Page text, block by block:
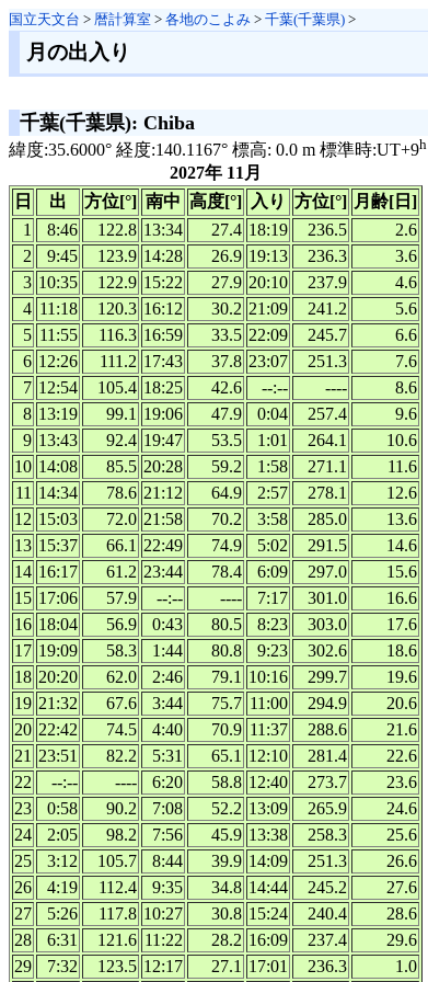
国立天文台 > 暦計算室 > 各地のこよみ > 千葉(千葉県) >
月の出入り
千葉(千葉県): Chiba
緯度:35.6000° 経度:140.1167° 標高: 0.0 m 標準時:UT+9h
2027年 11月
日
出 方位[°] 南中 高度[°] 入り 方位[°] 月齢[日]
1
8:46 122.8 13:34 27.4 18:19 236.5
2.6
2
9:45 123.9 14:28 26.9 19:13 236.3
3.6
3 10:35 122.9 15:22 27.9 20:10 237.9
4.6
4 11:18 120.3 16:12 30.2 21:09 241.2
5.6
5 11:55 116.3 16:59 33.5 22:09 245.7
6.6
6 12:26 111.2 17:43 37.8 23:07 251.3
7.6
7 12:54 105.4 18:25 42.6 --:-- ----
8.6
8 13:19 99.1 19:06 47.9 0:04 257.4
9.6
9 13:43 92.4 19:47 53.5 1:01 264.1
10.6
10 14:08 85.5 20:28 59.2 1:58 271.1
11.6
11 14:34 78.6 21:12 64.9 2:57 278.1
12.6
12 15:03 72.0 21:58 70.2 3:58 285.0
13.6
13 15:37 66.1 22:49 74.9 5:02 291.5
14.6
14 16:17 61.2 23:44 78.4 6:09 297.0
15.6
15 17:06 57.9 --:-- ---- 7:17 301.0
16.6
16 18:04 56.9 0:43 80.5 8:23 303.0
17.6
17 19:09 58.3 1:44 80.8 9:23 302.6
18.6
18 20:20 62.0 2:46 79.1 10:16 299.7
19.6
19 21:32 67.6 3:44 75.7 11:00 294.9
20.6
20 22:42 74.5 4:40 70.9 11:37 288.6
21.6
21 23:51 82.2 5:31 65.1 12:10 281.4
22.6
22
--:-- ---- 6:20 58.8 12:40 273.7
23.6
23
0:58 90.2 7:08 52.2 13:09 265.9
24.6
24
2:05 98.2 7:56 45.9 13:38 258.3
25.6
25
3:12 105.7 8:44 39.9 14:09 251.3
26.6
26
4:19 112.4 9:35 34.8 14:44 245.2
27.6
27
5:26 117.8 10:27 30.8 15:24 240.4
28.6
28
6:31 121.6 11:22 28.2 16:09 237.4
29.6
29
7:32 123.5 12:17 27.1 17:01 236.3 1.0